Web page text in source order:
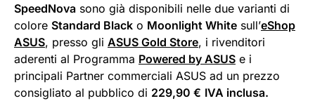
SpeedNova sono già disponibili nelle due varianti di
colore Standard Black o Moonlight White sull’eShop
ASUS, presso gli ASUS Gold Store, i rivenditori
aderenti al Programma Powered by ASUS e i
principali Partner commerciali ASUS ad un prezzo
consigliato al pubblico di 229,90 € IVA inclusa.